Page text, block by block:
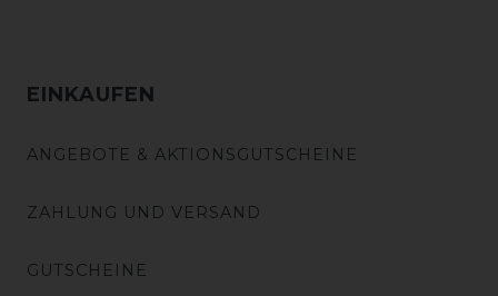
EINKAUFEN
ANGEBOTE & AKTIONSGUTSCHEINE
ZAHLUNG UND VERSAND
GUTSCHEINE